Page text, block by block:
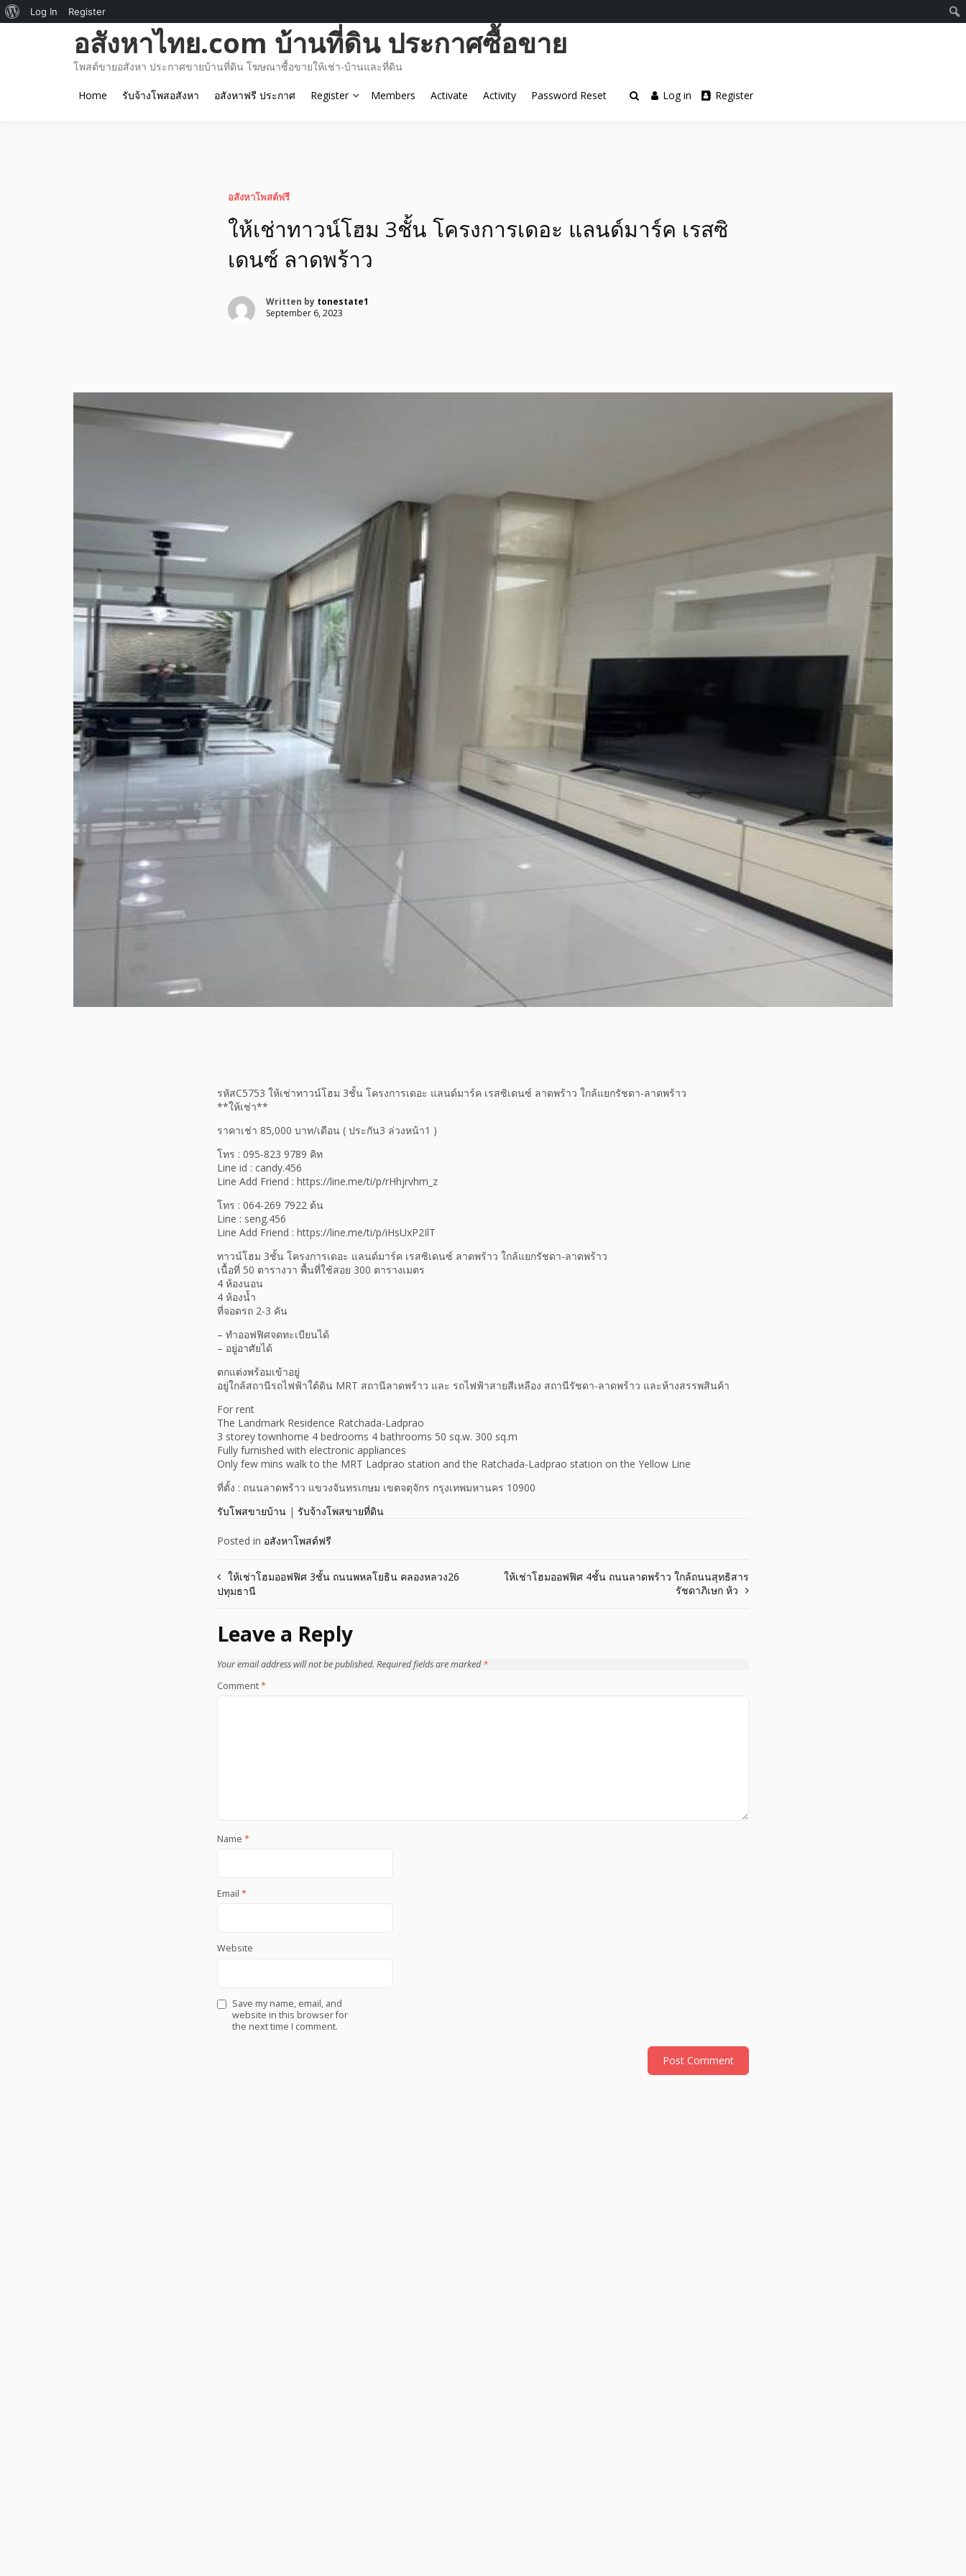
อสังหาไทย.com บ้านที่ดิน ประกาศซื้อขาย
โพสต์ขายอสังหา ประกาศขายบ้านที่ดิน โฆษณาซื้อขายให้เช่า-บ้านและที่ดิน
Home รับจ้างโพสอสังหา อสังหาฟรี ประกาศ Register Members Activate Activity Password Reset Log in Register
อสังหาโพสต์ฟรี
ให้เช่าทาวน์โฮม 3ชั้น โครงการเดอะ แลนด์มาร์ค เรสซิ
เดนซ์ ลาดพร้าว
Written by tonestate1
September 6, 2023
รหัสC5753 ให้เช่าทาวน์โฮม 3ชั้น โครงการเดอะ แลนด์มาร์ค เรสซิเดนซ์ ลาดพร้าว ใกล้แยกรัชดา-ลาดพร้าว
**ให้เช่า**
ราคาเช่า 85,000 บาท/เดือน ( ประกัน3 ล่วงหน้า1 )
โทร : 095-823 9789 คิท
Line id : candy.456
Line Add Friend : https://line.me/ti/p/rHhjrvhm_z
โทร : 064-269 7922 ต้น
Line : seng.456
Line Add Friend : https://line.me/ti/p/iHsUxP2IlT
ทาวน์โฮม 3ชั้น โครงการเดอะ แลนด์มาร์ค เรสซิเดนซ์ ลาดพร้าว ใกล้แยกรัชดา-ลาดพร้าว
เนื้อที่ 50 ตารางวา พื้นที่ใช้สอย 300 ตารางเมตร
4 ห้องนอน
4 ห้องน้ำ
ที่จอดรถ 2-3 คัน
– ทำออฟฟิศจดทะเบียนได้
– อยู่อาศัยได้
ตกแต่งพร้อมเข้าอยู่
อยู่ใกล้สถานีรถไฟฟ้าใต้ดิน MRT สถานีลาดพร้าว และ รถไฟฟ้าสายสีเหลือง สถานีรัชดา-ลาดพร้าว และห้างสรรพสินค้า
For rent
The Landmark Residence Ratchada-Ladprao
3 storey townhome 4 bedrooms 4 bathrooms 50 sq.w. 300 sq.m
Fully furnished with electronic appliances
Only few mins walk to the MRT Ladprao station and the Ratchada-Ladprao station on the Yellow Line
ที่ตั้ง : ถนนลาดพร้าว แขวงจันทรเกษม เขตจตุจักร กรุงเทพมหานคร 10900
รับโพสขายบ้าน | รับจ้างโพสขายที่ดิน
Posted in อสังหาโพสต์ฟรี
Post
navigation
ให้เช่าโฮมออฟฟิศ 3ชั้น ถนนพหลโยธิน คลองหลวง26
ปทุมธานี
ให้เช่าโฮมออฟฟิศ 4ชั้น ถนนลาดพร้าว ใกล้ถนนสุทธิสาร
รัชดาภิเษก ห้ว
Leave a Reply
Your email address will not be published. Required fields are marked*
Comment*
Name *
Email *
Website
Save my name, email, and
website in this browser for
the next time I comment.
About
Log In Register